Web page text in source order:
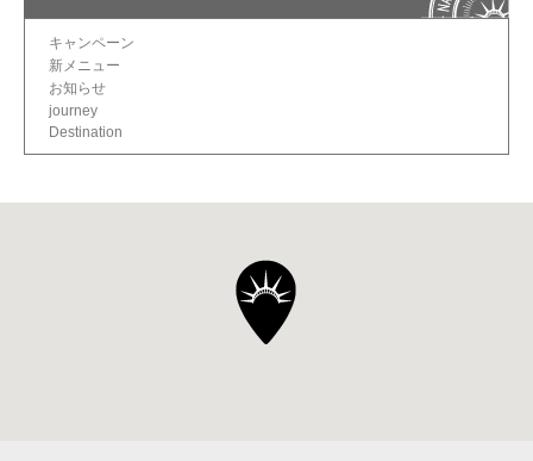
キャンペーン
新メニュー
お知らせ
journey
Destination